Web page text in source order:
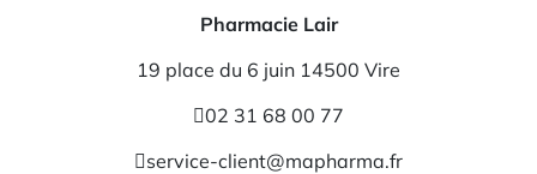
Pharmacie Lair
19 place du 6 juin 14500 Vire
02 31 68 00 77
service-client@mapharma.fr